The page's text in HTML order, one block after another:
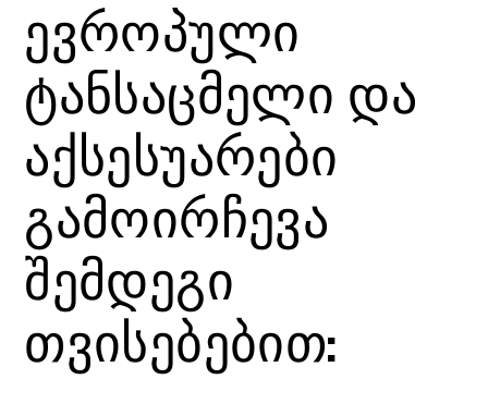
ევროპული
ტანსაცმელი და
აქსესუარები
გამოირჩევა
შემდეგი
თვისებებით: